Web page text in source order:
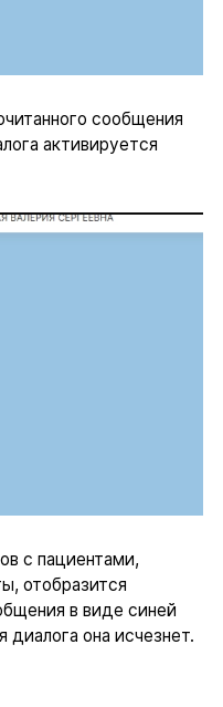
сообщения
активируется
с пациентами,
отобразится
в виде синей
диалога она исчезнет.